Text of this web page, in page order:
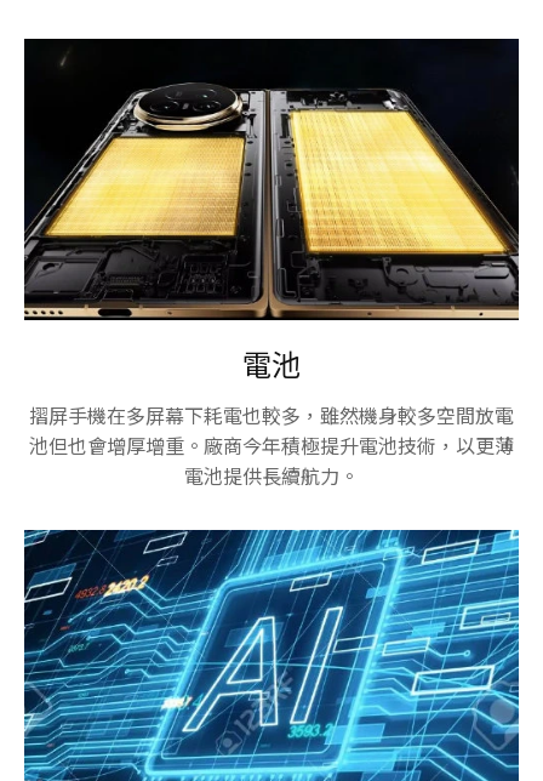
電池
摺屏手機在多屏幕下耗電也較多，雖然機身較多空間放電
池但也會增厚增重。廠商今年積極提升電池技術，以更薄
電池提供長續航力。